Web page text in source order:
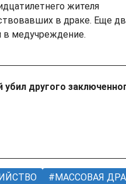
жителя
в драке. Еще
в медучреждение.
другого
МАССОВАЯ